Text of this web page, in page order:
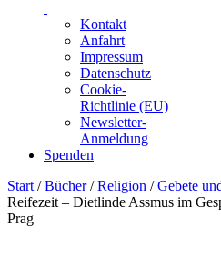
Kontakt
Anfahrt
Impressum
Datenschutz
Cookie-
Richtlinie (EU)
Newsletter-
Anmeldung
Spenden
Skip
to
content
Start /Bücher/Religion /Gebete
Reifezeit – Dietlinde Assmus im
Prag